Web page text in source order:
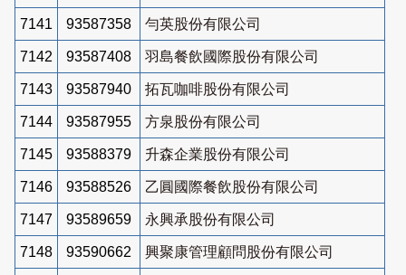
7141 93587358 勻英股份有限公司
7142 93587408 羽島餐飲國際股份有限公司
7143 93587940 拓瓦咖啡股份有限公司
7144 93587955 方泉股份有限公司
7145 93588379 升森企業股份有限公司
7146 93588526 乙圓國際餐飲股份有限公司
7147 93589659 永興承股份有限公司
7148 93590662 興聚康管理顧問股份有限公司